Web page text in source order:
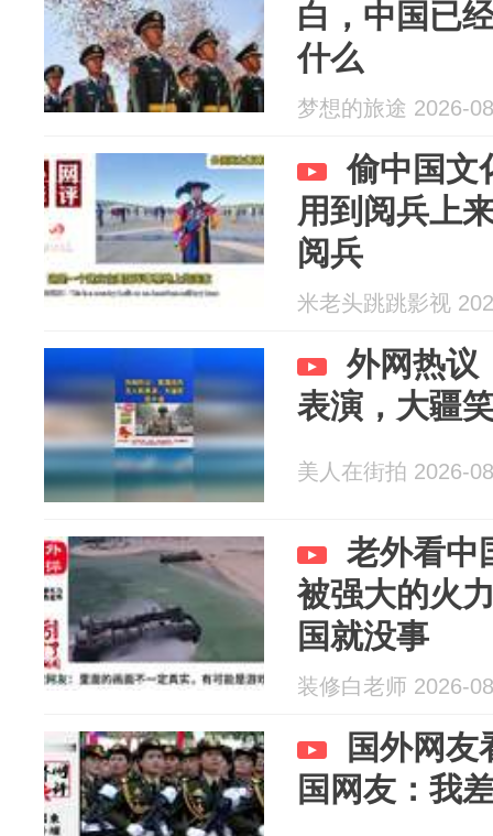
白，中国已
什么
梦想的旅途 2026-
偷中国文
用到阅兵上
阅兵
米老头跳跳影视
外网热议
表演，大疆
美人在街拍 2026-
老外看中
被强大的火
国就没事
装修白老师 2026-
国外网友
国网友：我